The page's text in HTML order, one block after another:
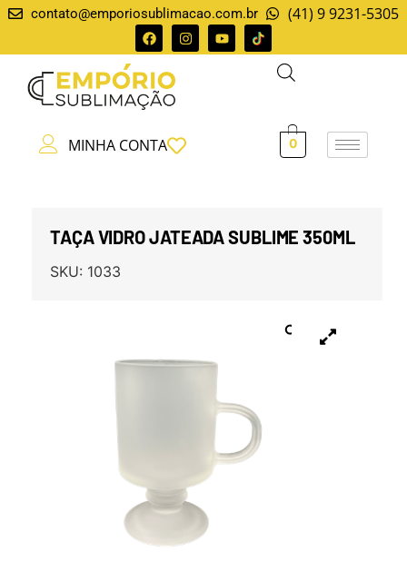
contato@emporiosublimacao.com.br (41) 9 9231-5305
MINHA CONTA 0
TAÇA VIDRO JATEADA SUBLIME 350ML
SKU: 1033